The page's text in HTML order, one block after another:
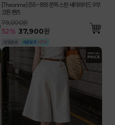
[Theonme] (55~88) 쫀득 스판 세미와이드 9부
코튼 팬츠
79,000원
52% 37,900원